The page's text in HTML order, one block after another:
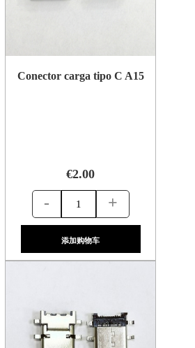
Conector carga tipo C A15
€2.00
- +
添加购物车